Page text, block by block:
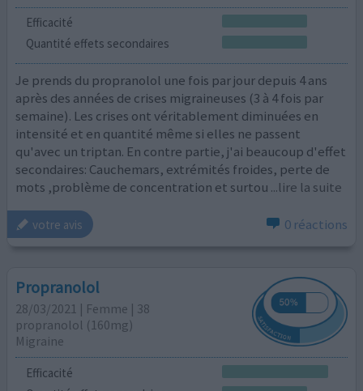
Efficacité
Quantité effets secondaires
Je prends du propranolol une fois par jour depuis 4 ans
après des années de crises migraineuses (3 à 4 fois par
semaine). Les crises ont véritablement diminuées en
intensité et en quantité même si elles ne passent
qu'avec un triptan. En contre partie, j'ai beaucoup d'effet
secondaires: Cauchemars, extrémités froides, perte de
mots ,problème de concentration et surtou ...lire la suite
votre avis 0 réactions
Propranolol
28/03/2021 | Femme | 38
propranolol (160mg)
Migraine
Efficacité